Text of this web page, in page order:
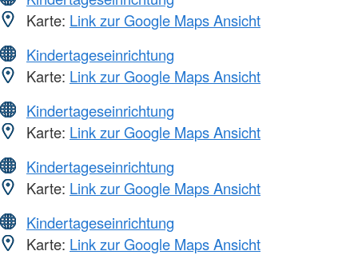
Karte: Link zur Google Maps Ansicht
Kindertageseinrichtung
Karte: Link zur Google Maps Ansicht
Kindertageseinrichtung
Karte: Link zur Google Maps Ansicht
Kindertageseinrichtung
Karte: Link zur Google Maps Ansicht
Kindertageseinrichtung
Karte: Link zur Google Maps Ansicht